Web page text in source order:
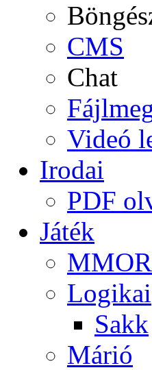
CMS
Chat
Videó
Irodai
PDF
Játék
Logikai
Sakk
Márió